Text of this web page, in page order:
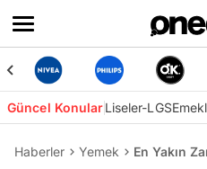
Güncel KonularLiseler-LGS
Haberler Yemek En Yakın